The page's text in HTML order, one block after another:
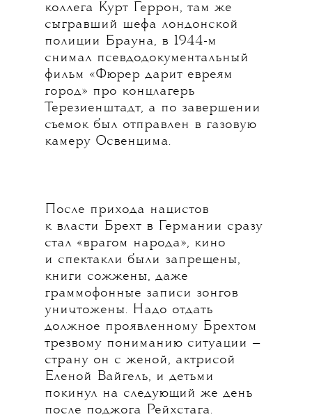
коллега Курт Геррон, там же
сыгравший шефа лондонской
полиции Брауна, в 1944-м
снимал псевдодокументальный
фильм «Фюрер дарит евреям
город» про концлагерь
Терезиенштадт, а по завершении
съемок был отправлен в газовую
камеру Освенцима.
После прихода нацистов
к власти Брехт в Германии сразу
стал «врагом народа», кино
и спектакли были запрещены,
книги сожжены, даже
граммофонные записи зонгов
уничтожены. Надо отдать
должное проявленному Брехтом
трезвому пониманию ситуации —
страну он с женой, актрисой
Еленой Вайгель, и детьми
покинул на следующий же день
после поджога Рейхстага.